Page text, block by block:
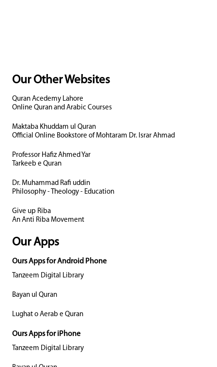
Our Other Websites
Quran Acedemy Lahore
Online Quran and Arabic Courses
Maktaba Khuddam ul Quran
Official Online Bookstore of Mohtaram Dr. Israr Ahmad
Professor Hafiz Ahmed Yar
Tarkeeb e Quran
Dr. Muhammad Rafi uddin
Philosophy - Theology - Education
Give up Riba
An Anti Riba Movement
Our Apps
Ours Apps for Android Phone
Tanzeem Digital Library
Bayan ul Quran
Lughat o Aerab e Quran
Ours Apps for iPhone
Tanzeem Digital Library